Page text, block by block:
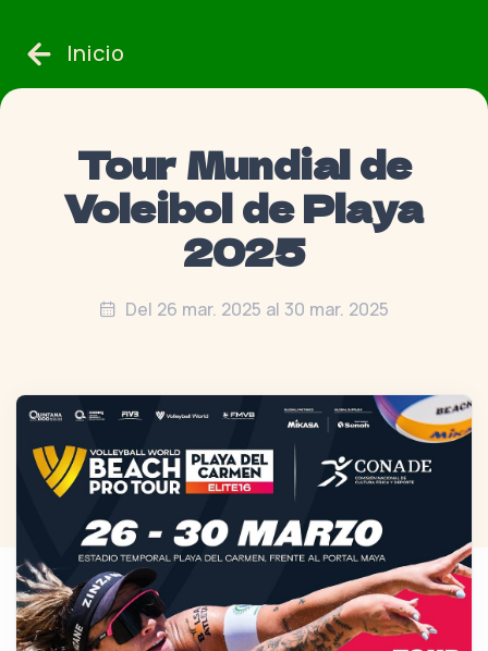
Inicio
Tour Mundial de
Voleibol de Playa
2025
Del 26 mar. 2025 al 30 mar. 2025